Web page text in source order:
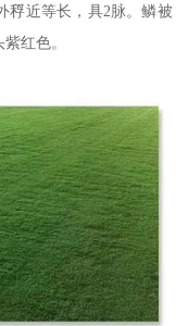
稃近等长，具2脉。鳞被
红色。